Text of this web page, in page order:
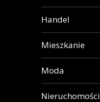
Handel
Mieszkanie
Moda
Nieruchomości